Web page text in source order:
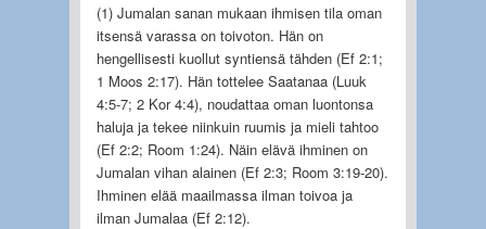
(1) Jumalan sanan mukaan ihmisen tila oman
itsensä varassa on toivoton. Hän on
hengellisesti kuollut syntiensä tähden (Ef 2:1;
1 Moos 2:17). Hän tottelee Saatanaa (Luuk
4:5-7; 2 Kor 4:4), noudattaa oman luontonsa
haluja ja tekee niinkuin ruumis ja mieli tahtoo
(Ef 2:2; Room 1:24). Näin elävä ihminen on
Jumalan vihan alainen (Ef 2:3; Room 3:19-20).
Ihminen elää maailmassa ilman toivoa ja
ilman Jumalaa (Ef 2:12).